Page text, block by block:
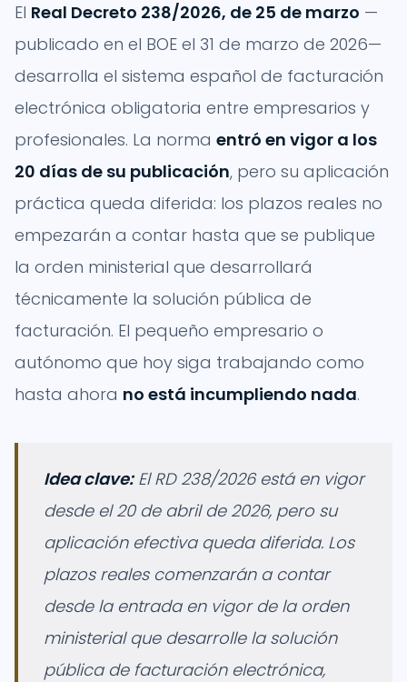
El Real Decreto 238/2026, de 25 de marzo —
publicado en el BOE el 31 de marzo de 2026—
desarrolla el sistema español de facturación
electrónica obligatoria entre empresarios y
profesionales. La norma entró en vigor a los
20 días de su publicación, pero su aplicación
práctica queda diferida: los plazos reales no
empezarán a contar hasta que se publique
la orden ministerial que desarrollará
técnicamente la solución pública de
facturación. El pequeño empresario o
autónomo que hoy siga trabajando como
hasta ahora no está incumpliendo nada.
Idea clave:El RD 238/2026 está en vigor
desde el 20 de abril de 2026, pero su
aplicación efectiva queda diferida. Los
plazos reales comenzarán a contar
desde la entrada en vigor de la orden
ministerial que desarrolle la solución
pública de facturación electrónica,